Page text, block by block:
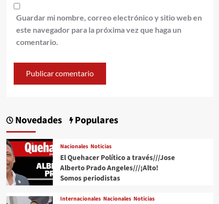
Guardar mi nombre, correo electrónico y sitio web en
este navegador para la próxima vez que haga un
comentario.
Novedades Populares
Nacionales Noticias
El Quehacer Político a través///Jose
Alberto Prado Angeles///¡Alto!
Somos periodistas
Internacionales Nacionales Noticias